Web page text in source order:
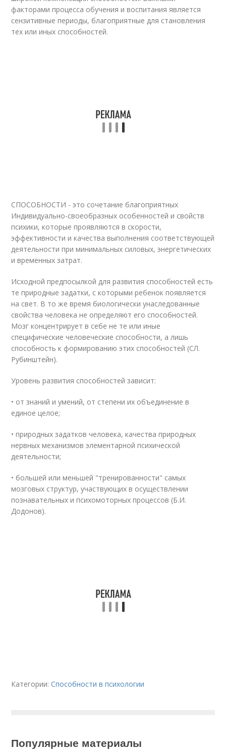
факторами процесса обучения и воспитания является
сензитивные периоды, благоприятные для становления
тех или иных способностей.
СПОСОБНОСТИ - это сочетание благоприятных
Индивидуально-своеобразных особенностей и свойств
психики, которые проявляются в скорости,
эффективности и качества выполнения соответствующей
деятельности при минимальных силовых, энергетических
и временных затрат.
Исходной предпосылкой для развития способностей есть
те природные задатки, с которыми ребенок появляется
на свет. В то же время биологически унаследованные
свойства человека не определяют его способностей.
Мозг концентрирует в себе не те или иные
специфические человеческие способности, а лишь
способность к формированию этих способностей (СЛ.
Рубинштейн).
Уровень развития способностей зависит:
• от знаний и умений, от степени их объединение в
единое целое;
• природных задатков человека, качества природных
нервных механизмов элементарной психической
деятельности;
• большей или меньшей "тренированности" самых
мозговых структур, участвующих в осуществлении
познавательных и психомоторных процессов (Б.И.
Додонов).
Категории:Способности в психологии
Популярные материалы